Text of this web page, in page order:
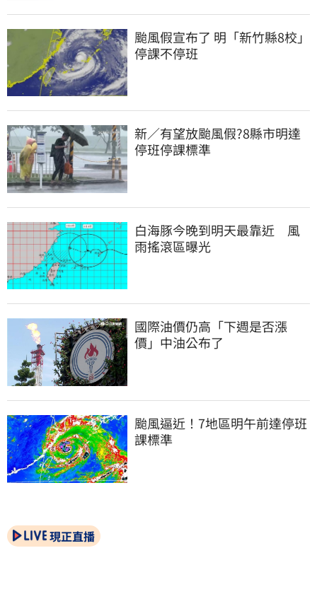
颱風假宣布了 明「新竹縣8校」
停課不停班
新／有望放颱風假?8縣市明達
停班停課標準
白海豚今晚到明天最靠近　風
雨搖滾區曝光
國際油價仍高「下週是否漲
價」中油公布了
颱風逼近！7地區明午前達停班
課標準
現正直播